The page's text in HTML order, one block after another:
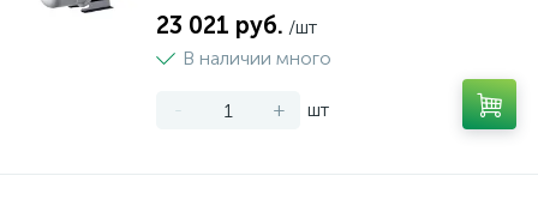
23 021 руб. /шт
В наличии много
- + шт